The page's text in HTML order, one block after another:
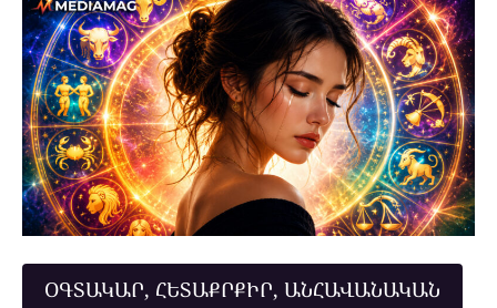
ՕԳՏԱԿԱՐ, ՀԵՏԱՔՐՔԻՐ, ԱՆՀԱՎԱՆԱԿԱՆ